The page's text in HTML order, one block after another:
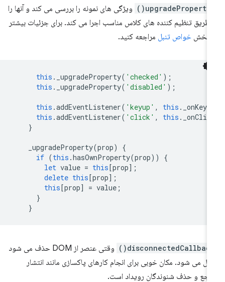
ویژگی های نمونه را بررسی می کند و آنها را
طریق تنظیم کننده های کلاس مناسب اجرا می کند. برای جزئیات بیشتر
بخشخواص تنبلمراجعه کنید.
this._upgradeProperty('checked'
this._upgradeProperty('disabled'
this.addEventListener('keyup', this.
this.addEventListener('click', this.
_upgradeProperty(prop
if (this.hasOwnProperty(prop ))
let value = this[prop
delete this[prop
this[prop = value
وقتی عنصر از DOM حذف می شود
می شود. مکان خوبی برای انجام کارهای پاکسازی مانند انتشار
و حذف شنوندگان رویداد است.